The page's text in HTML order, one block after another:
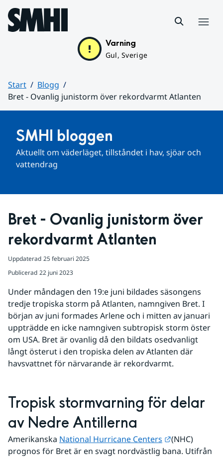
Hoppa till sidans innehåll
Varning
Gul, Sverige
Start
Blogg
Bret - Ovanlig junistorm över rekordvarmt Atlanten
SMHI bloggen
Aktuellt om väderläget, tillståndet i hav, sjöar och
vattendrag
Bret - Ovanlig junistorm över
rekordvarmt Atlanten
Uppdaterad 25 februari 2025
Publicerad 22 juni 2023
Under måndagen den 19:e juni bildades säsongens
tredje tropiska storm på Atlanten, namngiven Bret. I
början av juni formades Arlene och i mitten av januari
uppträdde en icke namngiven subtropisk storm öster
om USA. Bret är ovanlig då den bildats osedvanligt
långt österut i den tropiska delen av Atlanten där
havsvattnet för närvarande är rekordvarmt.
Tropisk stormvarning för delar
av Nedre Antillerna
Amerikanska National Hurricane Centers Länk till
(NHC)
prognos för Bret är en svagt nordvästlig bana. Utifrån